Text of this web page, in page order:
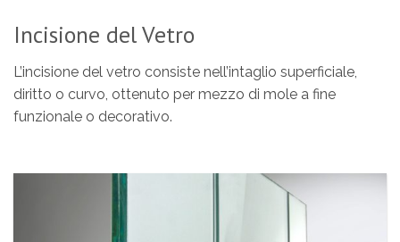
Incisione del Vetro
L’incisione del vetro consiste nell’intaglio superficiale,
diritto o curvo, ottenuto per mezzo di mole a fine
funzionale o decorativo.